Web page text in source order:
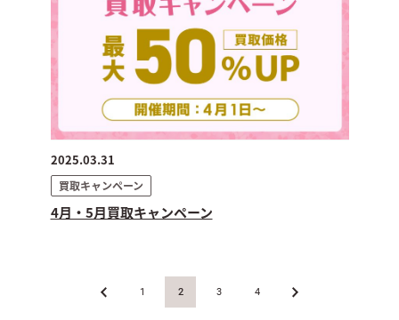
2025.03.31
買取キャンペーン
4月・5月買取キャンペーン
« 1 2 3 4 »